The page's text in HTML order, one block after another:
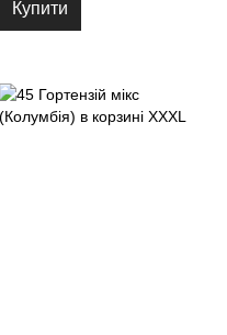
Купити